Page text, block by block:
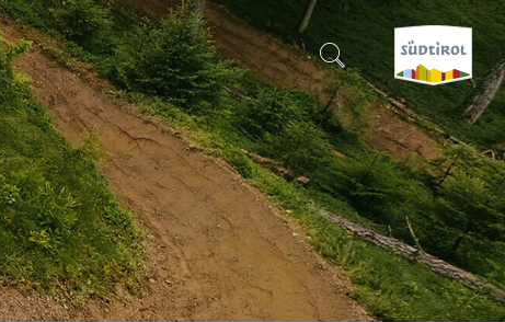
CERCA E PRENOTA
SCOPRI L'ALTO ADIGE
QUANDO?
-